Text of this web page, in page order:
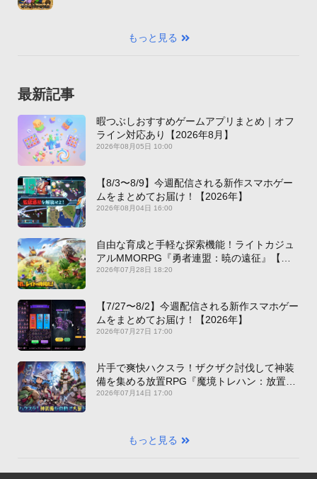
もっと見る
最新記事
暇つぶしおすすめゲームアプリまとめ｜オフ
ライン対応あり【2026年8月】
2026年08月05日 10:00
【8/3〜8/9】今週配信される新作スマホゲー
ムをまとめてお届け！【2026年】
2026年08月04日 16:00
自由な育成と手軽な探索機能！ライトカジュ
アルMMORPG『勇者連盟：暁の遠征』【最
新作PICKUP】
2026年07月28日 18:20
【7/27〜8/2】今週配信される新作スマホゲー
ムをまとめてお届け！【2026年】
2026年07月27日 17:00
片手で爽快ハクスラ！ザクザク討伐して神装
備を集める放置RPG『魔境トレハン：放置で
神装備』【最新作PICKUP】
2026年07月14日 17:00
もっと見る